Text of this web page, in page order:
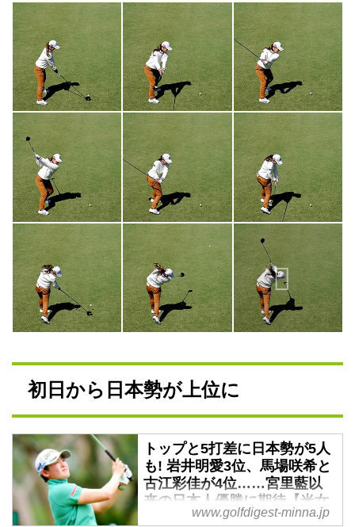
初日から日本勢が上位に
トップと5打差に日本勢が5人
も! 岩井明愛3位、馬場咲希と
古江彩佳が4位……宮里藍以
来の日本人優勝に期待【米女
子/ショップライトLPGAクラ
www.golfdigest-minna.jp